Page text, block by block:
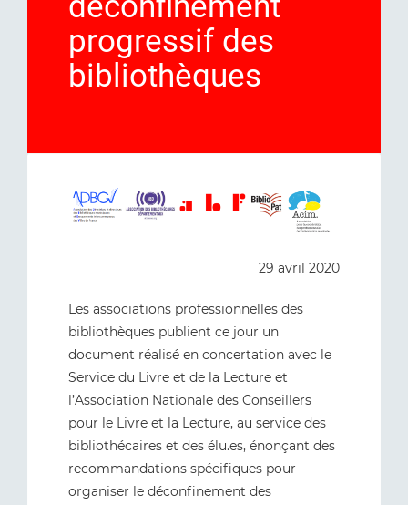
progressif des
bibliothèques
29 avril 2020
Les associations professionnelles des
bibliothèques publient ce jour un
document réalisé en concertation avec le
Service du Livre et de la Lecture et
l’Association Nationale des Conseillers
pour le Livre et la Lecture, au service des
bibliothécaires et des élu.es, énonçant des
recommandations spécifiques pour
organiser le déconfinement des